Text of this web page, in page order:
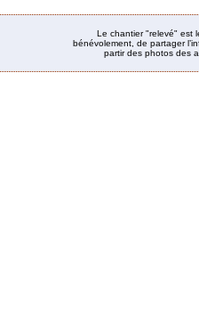
Le chantier "relevé" est
bénévolement, de partager
partir des photos des